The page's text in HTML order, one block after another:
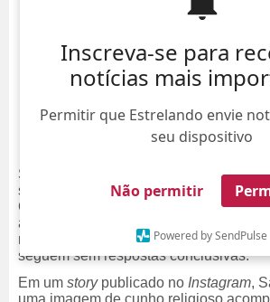
Inscreva-se para
notícias mais
Permitir que Estrelando envie
seu dispositivo
Não permitir
Powered by SendPulse
Savannah Guthrie voltou a se
sociais sobre o desaparecimento de
Guthrie, que já dura mais de quatro
apresentadora do programa
nova mensagem em seu perfil
seguem sem respostas conclusivas.
Em um story publicado no Instagram,
uma imagem de cunho religioso